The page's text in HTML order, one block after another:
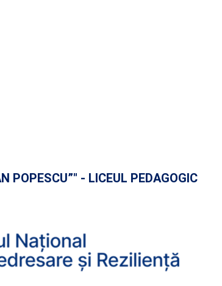
- LICEUL PEDAGOGIC